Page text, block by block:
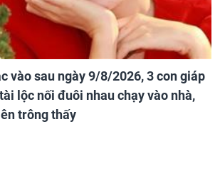
vào sau ngày 9/8/2026, 3 con giáp
lộc nối đuôi nhau chạy vào nhà,
trông thấy